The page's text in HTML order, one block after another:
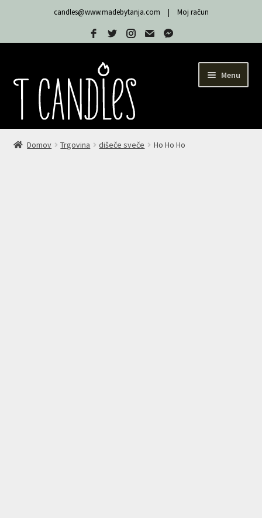
candles@www.madebytanja.com | Moj račun
Menu
Domov Trgovina dišeče sveče Ho Ho Ho